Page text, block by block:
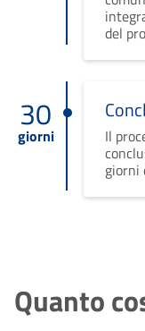
del
30
giorni Il
giorni
Quanto